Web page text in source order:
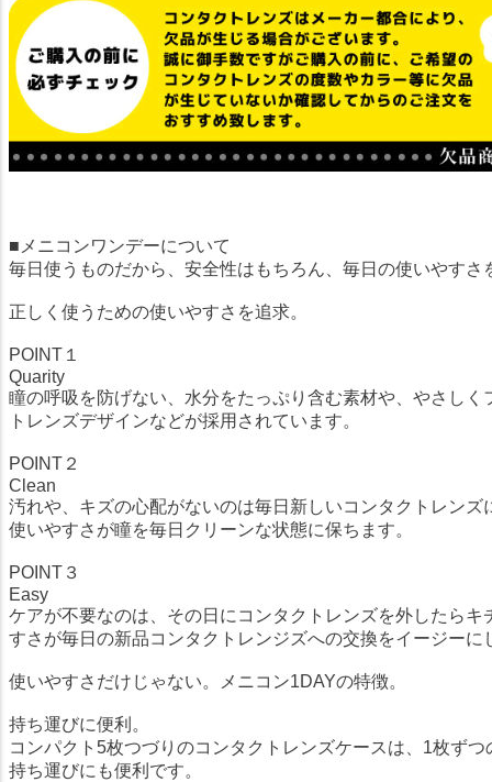
■メニコンワンデーについて
毎日使うものだから、安全性はもちろん、毎日の使いやすさ
正しく使うための使いやすさを追求。
POINT１
Quarity
瞳の呼吸を防げない、水分をたっぷり含む素材や、やさしく
トレンズデザインなどが採用されています。
POINT２
Clean
汚れや、キズの心配がないのは毎日新しいコンタクトレンズ
使いやすさが瞳を毎日クリーンな状態に保ちます。
POINT３
Easy
ケアが不要なのは、その日にコンタクトレンズを外したらキ
すさが毎日の新品コンタクトレンジズへの交換をイージーに
使いやすさだけじゃない。メニコン1DAYの特徴。
持ち運びに便利。
コンパクト5枚つづりのコンタクトレンズケースは、1枚ず
持ち運びにも便利です。